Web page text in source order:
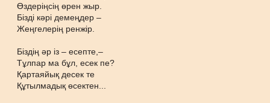
Өздеріңсің өрен жыр.
Бізді кәрі демеңдер –
Жеңгелерің ренжір.
Біздің әр із – есепте,–
Тұлпар ма бұл, есек пе?
Қартаяйық десек те
Құтылмадық өсектен...